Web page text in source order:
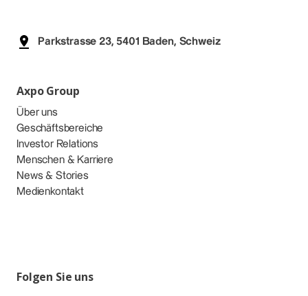
Parkstrasse 23, 5401 Baden, Schweiz
Axpo Group
Über uns
Geschäftsbereiche
Investor Relations
Menschen & Karriere
News & Stories
Medienkontakt
Folgen Sie uns